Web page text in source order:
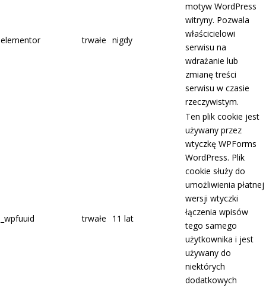
elementor trwałe nigdy
motyw WordPress
witryny. Pozwala
właścicielowi
serwisu na
wdrażanie lub
zmianę treści
serwisu w czasie
rzeczywistym.
_wpfuuid trwałe 11 lat
Ten plik cookie jest
używany przez
wtyczkę WPForms
WordPress. Plik
cookie służy do
umożliwienia płatnej
wersji wtyczki
łączenia wpisów
tego samego
użytkownika i jest
używany do
niektórych
dodatkowych